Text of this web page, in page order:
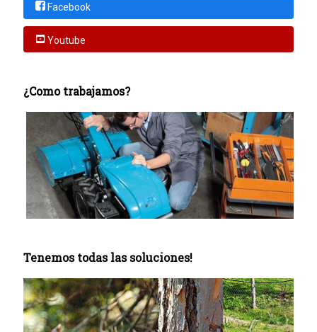
Facebook
Youtube
¿Como trabajamos?
Tenemos todas las soluciones!